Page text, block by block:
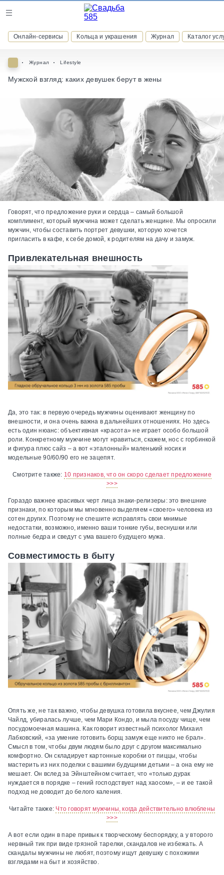
Онлайн-сервисы Кольца и украшения Журнал Каталог
ВСТУПАЙТЕ В КЛУБ ПРИВИЛЕГИЙ
присоединяйтесь к закрытому сообществу и получайте
скидки и бонусы за участие
РЕГИСТРАЦИЯ
Журнал Lifestyle
Мужской взгляд: каких девушек берут в жены
Говорят, что предложение руки и сердца – самый большой
комплимент, который мужчина может сделать женщине. Мы опросили
мужчин, чтобы составить портрет девушки, которую хочется
пригласить в кафе, к себе домой, к родителям на дачу и замуж.
Привлекательная внешность
Да, это так: в первую очередь мужчины оценивают женщину по
внешности, и она очень важна в дальнейших отношениях. Но здесь
есть один нюанс: объективная «красота» не играет особо большой
роли. Конкретному мужчине могут нравиться, скажем, нос с горбинкой
и фигура плюс сайз – а вот «эталонный» маленький носик и
модельные 90/60/90 его не зацепят.
Смотрите также: 10 признаков, что он скоро сделает предложение
>>>
Гораздо важнее красивых черт лица знаки-релизеры: это внешние
признаки, по которым мы мгновенно выделяем «своего» человека из
сотен других. Поэтому не спешите исправлять свои мнимые
недостатки, возможно, именно ваши тонкие губы, веснушки или
полные бедра и сведут с ума вашего будущего мужа.
Совместимость в быту
Опять же, не так важно, чтобы девушка готовила вкуснее, чем Джулия
Чайлд, убиралась лучше, чем Мари Кондо, и мыла посуду чище, чем
посудомоечная машина. Как говорит известный психолог Михаил
Лабковский, «за умение готовить борщ замуж еще никто не брал».
Смысл в том, чтобы двум людям было друг с другом максимально
комфортно. Он складирует картонные коробки от пиццы, чтобы
мастерить из них поделки с вашими будущими детьми – а она ему не
мешает. Он вслед за Эйнштейном считает, что «только дурак
нуждается в порядке – гений господствует над хаосом», – и ее такой
подход не доводит до белого каления.
Читайте также: Что говорят мужчины, когда действительно влюблены
>>>
А вот если один в паре привык к творческому беспорядку, а у второго
нервный тик при виде грязной тарелки, скандалов не избежать. А
скандалы мужчины не любят, поэтому ищут девушку с похожими
взглядами на быт и хозяйство.